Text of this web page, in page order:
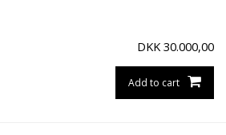
DKK 30.000,00
Add to cart